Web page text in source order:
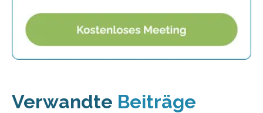
Verwandte Beiträge